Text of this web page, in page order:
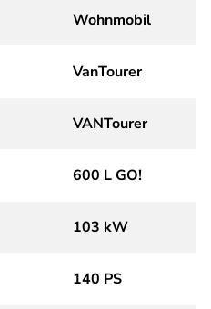
Wohnmobil
VanTourer
VANTourer
600 L GO!
103 kW
140 PS